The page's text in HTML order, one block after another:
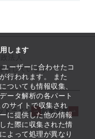
します
ーザーに合わせたコ
行われます。 また
ついても情報収集、
ータ解析の各パート
サイトで収集され
に提供した他の情報
た際に収集された情
よって処理が異なり
営しています
ドライン
起業支援